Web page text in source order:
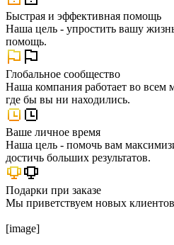
Быстрая и эффективная помощь
Наша цель - упростить вашу
помощь.
Глобальное сообщество
Наша компания работает во всем
где бы вы ни находились.
Ваше личное время
Наша цель - помочь вам
достичь больших результатов.
Подарки при заказе
Мы приветствуем новых
[image]